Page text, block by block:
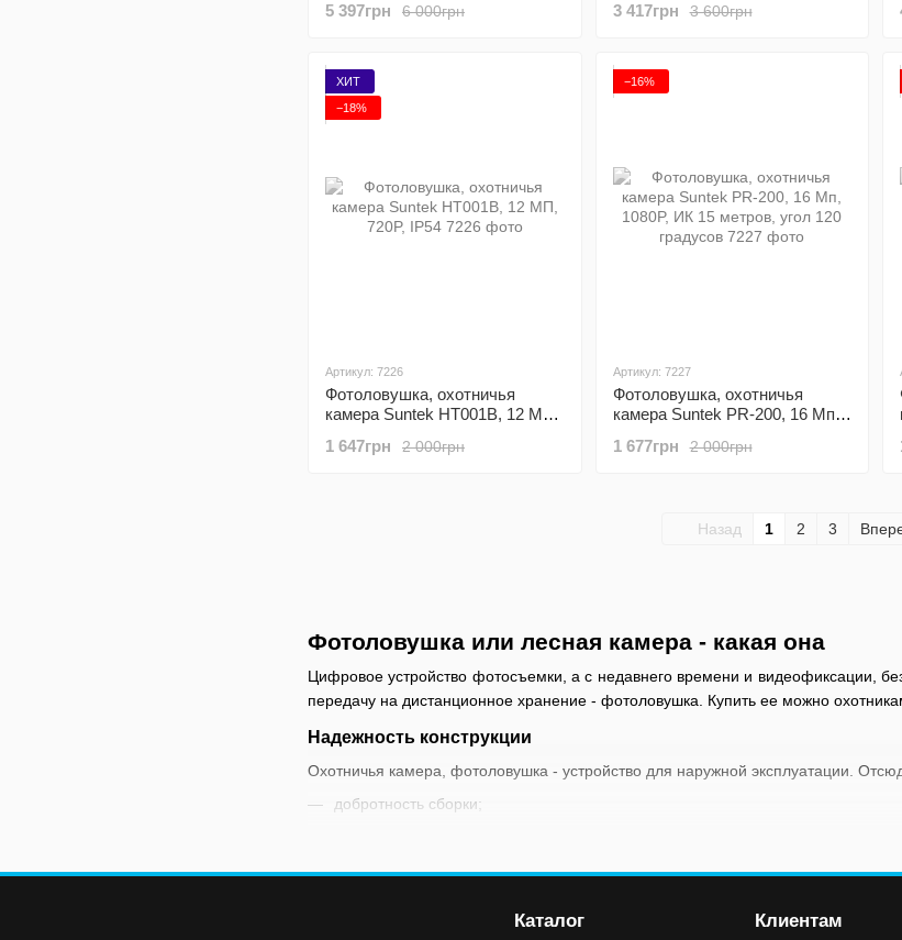
Фотоловушка или лесная камера - какая она
Цифровое устройство фотосъемки, а с недавнего времени и видеофиксации,
передачу на дистанционное хранение - фотоловушка. Купить ее можно
Надежность конструкции
Охотничья камера, фотоловушка - устройство для наружной эксплуатации.
добротность сборки;
высокая степень защиты от пыли, влаги, температурных корреляций и
6 000грн
5 397грн 3 600грн
3 417грн
ХИТ
−18%
Артикул: 7226
Фотоловушка, охотничья
камера Suntek HT001B, 12 МП,
2 000грн
1 647грн
−16%
Артикул: 7227
Фотоловушка, охотничья
камера Suntek PR-200, 16 Мп,
градусов
2 000грн
1 677грн
Назад 1 2 3
Каталог Клиентам